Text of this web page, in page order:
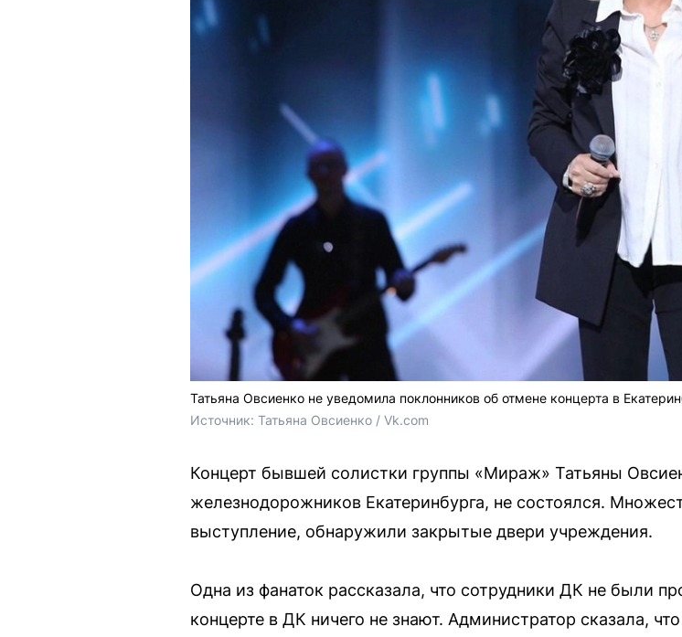
Татьяна Овсиенко не уведомила поклонников об отмене концерта в
Источник: Татьяна Овсиенко / Vk.com
Концерт бывшей солистки группы «Мираж» Татьяны
железнодорожников Екатеринбурга, не состоялся.
выступление, обнаружили закрытые двери учреждения.
Одна из фанаток рассказала, что сотрудники ДК не были
концерте в ДК ничего не знают. Администратор сказала,